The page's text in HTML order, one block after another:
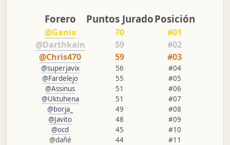
Forero Puntos JuradoPosición
@Ganix 70
#01
@Darthkain
59
#02
@Chris470
59 #03
@superjavix 56
#04
@Fardelejo
55
#05
@Assinus
51
#06
@Uktuhena
51
#07
@borja_
49
#08
@Javito
48
#09
@ocd
45
#10
@dañé
44
#11